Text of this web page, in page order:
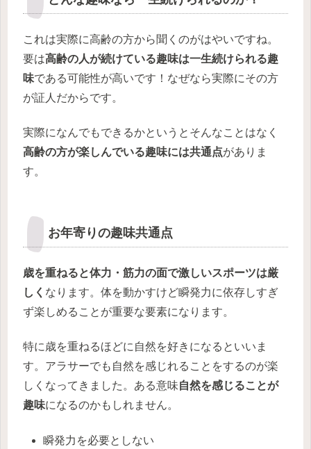
これは実際に高齢の方から聞くのがはやいですね。
要は高齢の人が続けている趣味は一生続けられる趣
味である可能性が高いです！なぜなら実際にその方
が証人だからです。
実際になんでもできるかというとそんなことはなく
高齢の方が楽しんでいる趣味には共通点がありま
す。
お年寄りの趣味共通点
歳を重ねると体力・筋力の面で激しいスポーツは厳
しく なります。体を動かすけど瞬発力に依存しすぎ
ず楽しめることが重要な要素になります。
特に歳を重ねるほどに自然を好きになるといいま
す。アラサーでも自然を感じれることをするのが楽
しくなってきました。ある意味自然を感じることが
趣味になるのかもしれません。
瞬発力を必要としない